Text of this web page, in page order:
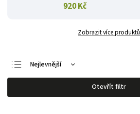
920 Kč
Zobrazit více produktů
Nejlevnější
Nejdražší
Nejprodávanější
Otevřít filtr